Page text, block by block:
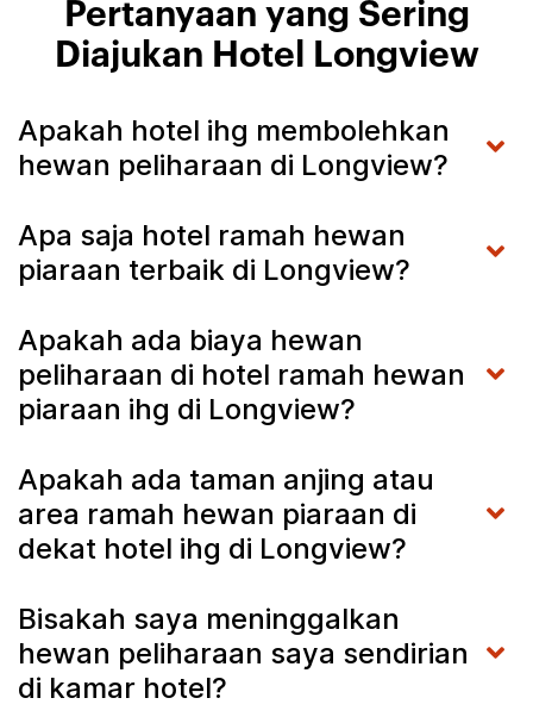
Pertanyaan yang Sering
Diajukan Hotel Longview
Apakah hotel ihg membolehkan
hewan peliharaan di Longview?
Apa saja hotel ramah hewan
piaraan terbaik di Longview?
Apakah ada biaya hewan
peliharaan di hotel ramah hewan
piaraan ihg di Longview?
Apakah ada taman anjing atau
area ramah hewan piaraan di
dekat hotel ihg di Longview?
Bisakah saya meninggalkan
hewan peliharaan saya sendirian
di kamar hotel?